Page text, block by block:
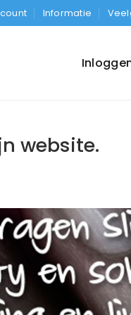
Informatie
website.